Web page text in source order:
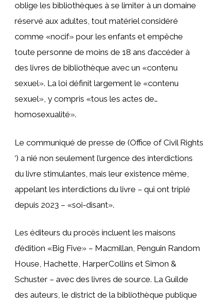
oblige les bibliothèques à se limiter à un domaine
réservé aux adultes, tout matériel considéré
comme «nocif» pour les enfants et empêche
toute personne de moins de 18 ans d’accéder à
des livres de bibliothèque avec un «contenu
sexuel». La loi définit largement le «contenu
sexuel», y compris «tous les actes de…
homosexualité».
Le communiqué de presse de (Office of Civil Rights
‘) a nié non seulement l’urgence des interdictions
du livre stimulantes, mais leur existence même,
appelant les interdictions du livre – qui ont triplé
depuis 2023 – «soi-disant».
Les éditeurs du procès incluent les maisons
d’édition «Big Five» – Macmillan, Penguin Random
House, Hachette, HarperCollins et Simon &
Schuster – avec des livres de source. La Guilde
des auteurs, le district de la bibliothèque publique